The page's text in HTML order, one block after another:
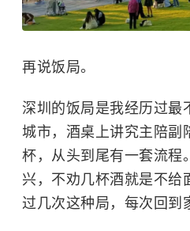
再说饭局。
深圳的饭局是我经历过最
城市，酒桌上讲究主陪副
杯，从头到尾有一套流程
兴，不劝几杯酒就是不给
过几次这种局，每次回到